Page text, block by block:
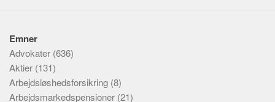
Emner
Advokater (636)
Aktier (131)
Arbejdsløshedsforsikring (8)
Arbejdsmarkedspensioner (21)